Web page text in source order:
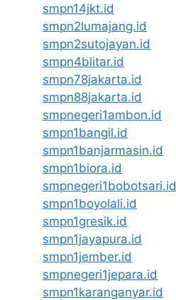
smpn14jkt.id
smpn2lumajang.id
smpn2sutojayan.id
smpn4blitar.id
smpn78jakarta.id
smpn88jakarta.id
smpnegeri1ambon.id
smpn1bangil.id
smpn1banjarmasin.id
smpn1biora.id
smpnegeri1bobotsari.id
smpn1boyolali.id
smpn1gresik.id
smpn1jayapura.id
smpn1jember.id
smpnegeri1jepara.id
smpn1karanganyar.id